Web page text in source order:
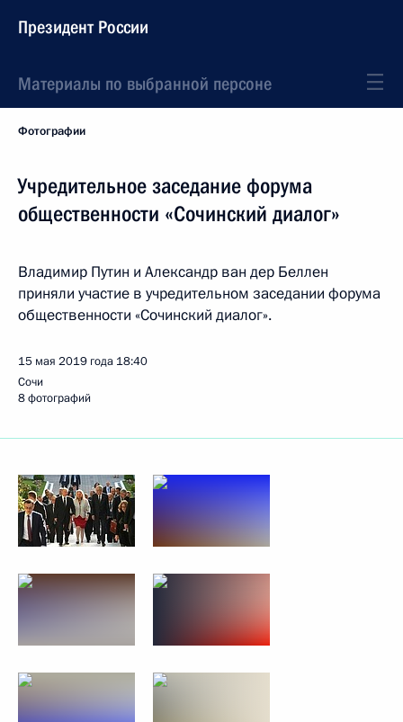
Президент России
Материалы по выбранной персоне
Фотографии
Учредительное заседание форума
общественности «Сочинский диалог»
Владимир Путин и Александр ван дер Беллен
приняли участие в учредительном заседании форума
общественности «Сочинский диалог».
15 мая 2019 года 18:40
Сочи
8 фотографий